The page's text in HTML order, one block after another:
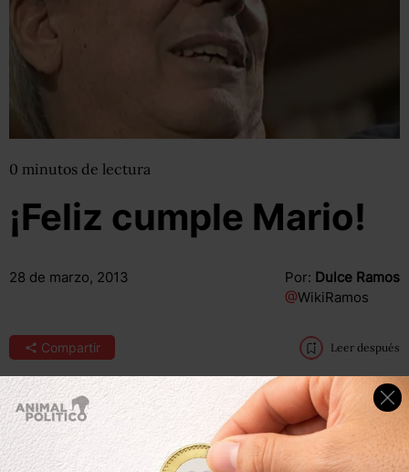
0 minutos de lectura
¡Feliz cumple Mario!
28 de marzo, 2013 Por: Dulce Ramos
@WikiRamos
Compartir Leer después